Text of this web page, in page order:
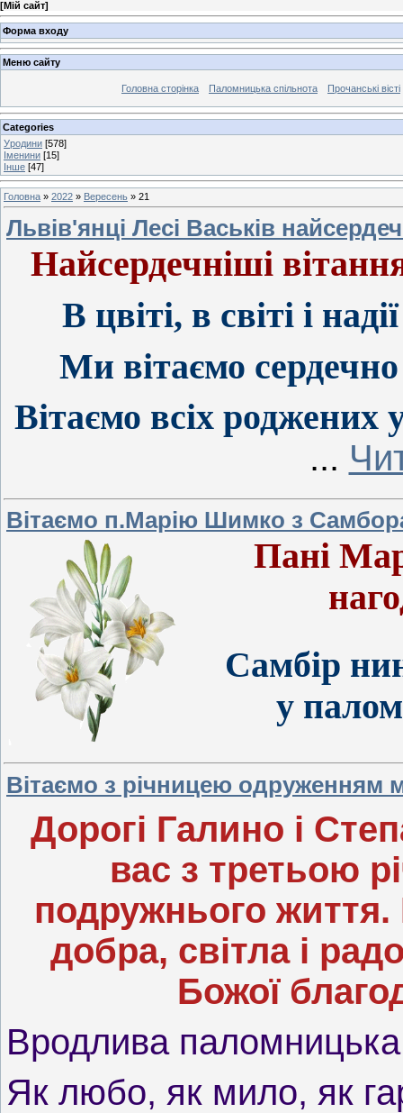
[Мій сайт]
Форма входу
Меню сайту
Головна сторінка Паломницька спільнота Прочанські вісті
Categories
Уродини [578]
Іменини [15]
Інше [47]
Головна » 2022 » Вересень » 21
Львів'янці Лесі Васьків
Найсердечніші
В цвіті, в світі і
Ми вітаємо
Вітаємо всіх роджених
...
Вітаємо п.Марію Шимко з
Пані
Самбір
у
Вітаємо з річницею одруженням
Дорогі Галино і
вас з третьою
подружнього
добра, світла і
Божої
Вродлива
Як любо, як мило, як